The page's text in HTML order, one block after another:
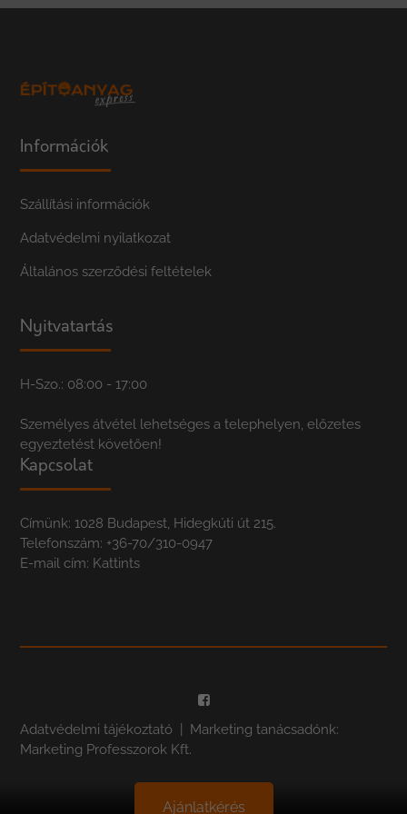
Információk
Szállítási információk
Adatvédelmi nyilatkozat
Általános szerződési feltételek
Nyitvatartás
H-Szo.: 08:00 - 17:00
Személyes átvétel lehetséges a telephelyen, előzetes
egyeztetést követően!
Kapcsolat
Címünk: 1028 Budapest, Hidegkúti út 215.
Telefonszám: +36-70/310-0947
E-mail cím: Kattints
Adatvédelmi tájékoztató
| Marketing tanácsadónk:
Marketing Professzorok Kft.
Ajánlatkérés